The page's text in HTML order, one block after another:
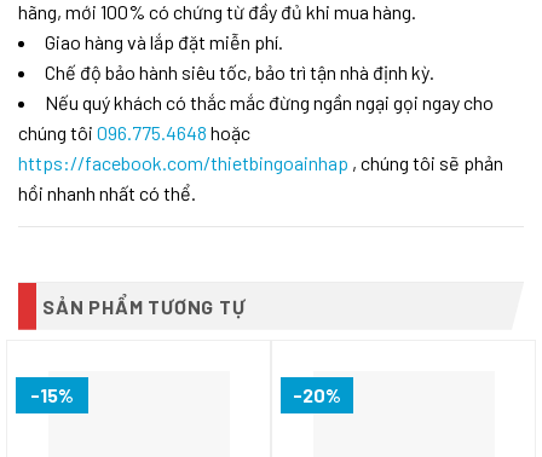
hãng, mới 100% có chứng từ đầy đủ khi mua hàng.
Giao hàng và lắp đặt miễn phí.
Chế độ bảo hành siêu tốc, bảo trì tận nhà định kỳ.
Nếu quý khách có thắc mắc đừng ngần ngại gọi ngay cho
chúng tôi 096.775.4648 hoặc
https://facebook.com/thietbingoainhap , chúng tôi sẽ phản
hồi nhanh nhất có thể.
SẢN PHẨM TƯƠNG TỰ
-15% -20%